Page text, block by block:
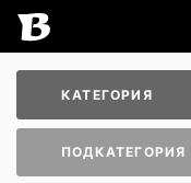
КАТЕГОРИЯ
ПОДКАТЕГОРИЯ